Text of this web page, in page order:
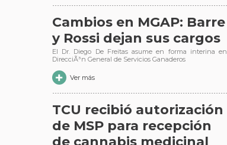
Cambios en MGAP: Barre
y Rossi dejan sus cargos
El Dr. Diego De Freitas asume en forma interina en
DirecciÃ³n General de Servicios Ganaderos
Ver más
TCU recibió autorización
de MSP para recepción
de cannabis medicinal